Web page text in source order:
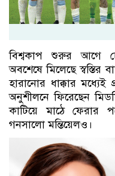
বিশ্বকাপ শুরুর আগে
অবশেষে মিলেছে স্বস্তির
হারানোর ধাক্কার মধ্যেই
অনুশীলনে ফিরেছেন
কাটিয়ে মাঠে ফেরার
গনসালো মন্তিয়েলও।